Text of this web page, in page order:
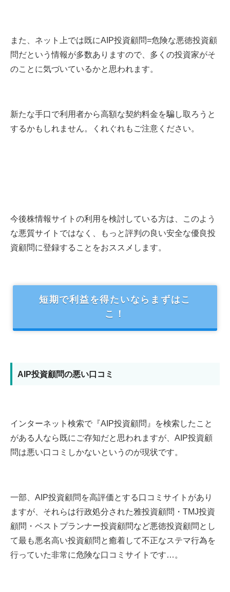
また、ネット上では既にAIP投資顧問=危険な悪徳投資顧
問だという情報が多数ありますので、多くの投資家がそ
のことに気づいているかと思われます。
新たな手口で利用者から高額な契約料金を騙し取ろうと
するかもしれません。くれぐれもご注意ください。
今後株情報サイトの利用を検討している方は、このよう
な悪質サイトではなく、もっと評判の良い安全な優良投
資顧問に登録することをおススメします。
短期で利益を得たいならまずはこ
こ！
AIP投資顧問の悪い口コミ
インターネット検索で『AIP投資顧問』を検索したこと
がある人なら既にご存知だと思われますが、AIP投資顧
問は悪い口コミしかないというのが現状です。
一部、AIP投資顧問を高評価とする口コミサイトがあり
ますが、それらは行政処分された雅投資顧問・TMJ投資
顧問・ベストプランナー投資顧問など悪徳投資顧問とし
て最も悪名高い投資顧問と癒着して不正なステマ行為を
行っていた非常に危険な口コミサイトです…。